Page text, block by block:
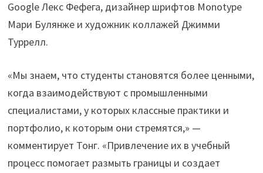
Google Лекс Фефега, дизайнер шрифтов Monotype
Мари Булянже и художник коллажей Джимми
Туррелл.
«Мы знаем, что студенты становятся более ценными,
когда взаимодействуют с промышленными
специалистами, у которых классные практики и
портфолио, к которым они стремятся,» —
комментирует Тонг. «Привлечение их в учебный
процесс помогает размыть границы и создает